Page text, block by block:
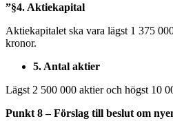
”§4. Aktiekapital
Aktiekapitalet ska vara lägst 1 375
kronor.
5. Antal aktier
Lägst 2 500 000 aktier och högst 10
Punkt 8 – Förslag till beslut om